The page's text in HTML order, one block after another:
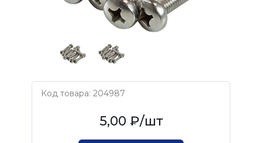
Код товара: 204987
5,00 ₽/шт